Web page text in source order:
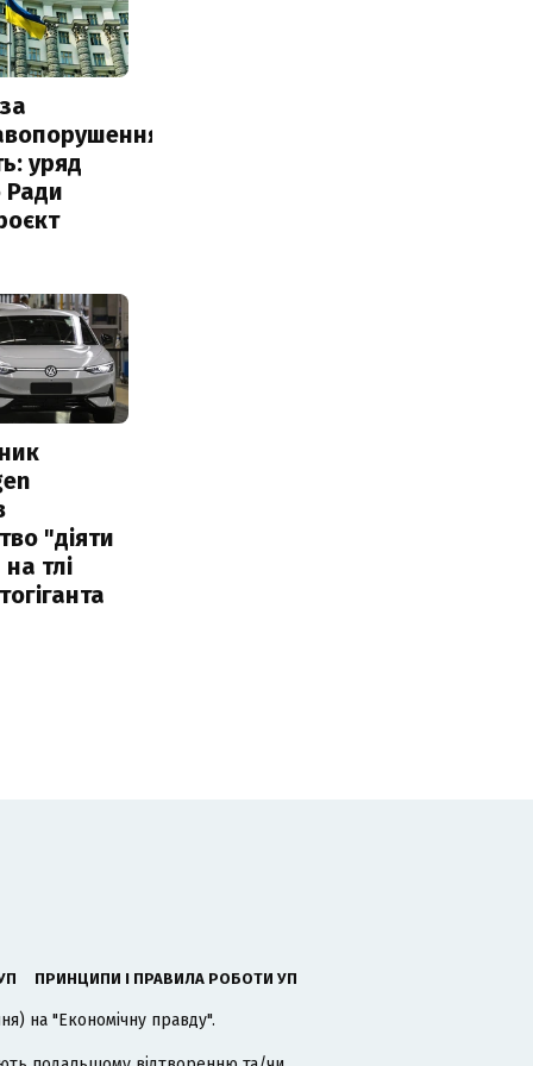
уряд
Ради
"діяти
тлі
ПРИНЦИПИ І ПРАВИЛА РОБОТИ УП
на "Економічну правду".